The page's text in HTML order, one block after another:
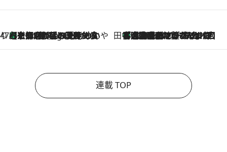
47都道府県の手みやげ ひんやりスイーツで夏を満喫
7 Hours Ago
【京都府】この夏絶対食べたい 冷やしておいしいおやつ3選 ひと口目から心を掴む新緑のテリーヌ 田中稲の勝手に再ブーム
2026.8.7
「湘南乃風に憧れて」観客大盛上がりの“タオル回し”に、ラッパー顔負けの高速歌唱まで…さだまさし（74）のアグレッシブすぎる現在地
連載 TOP